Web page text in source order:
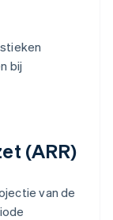
bij
(ARR)
van de